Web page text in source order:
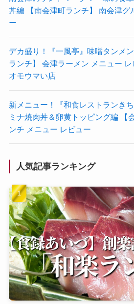
丼編 【南会津町ランチ】 南会津グ
ー
デカ盛り！『一風亭』味噌タンメ
ランチ】 会津ラーメン メニュー
オモウマい店
新メニュー！『和食レストランき
ミナ焼肉丼＆卵黄トッピング編 【
ンチ メニュー レビュー
人気記事ランキング